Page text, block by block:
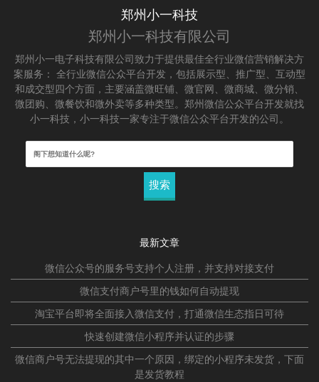
郑州小一科技
郑州小一科技有限公司
郑州小一电子科技有限公司致力于提供最佳全行业微信营销解决方
案服务： 全行业微信公众平台开发，包括展示型、推广型、互动型
和成交型四个方面，主要涵盖微旺铺、微官网、微商城、微分销、
微团购、微餐饮和微外卖等多种类型。郑州微信公众平台开发就找
小一科技，小一科技一家专注于微信公众平台开发的公司。
搜
最新文章
微信公众号的服务号支持个人注册，并支持对接支付
微信支付商户号里的钱如何自动提现
淘宝平台即将全面接入微信支付，打通微信生态指日可待
快速创建微信小程序并认证的步骤
微信商户号无法提现的其中一个原因，绑定的小程序未发货，下面
是发货教程